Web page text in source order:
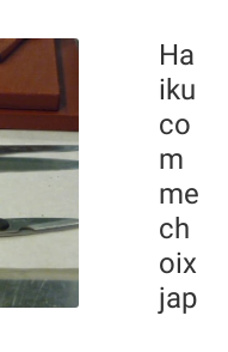
Ha
iku
co
m
me
ch
oix
jap